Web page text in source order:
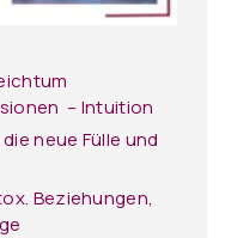
– Intuition
neue Fülle und
Beziehungen,